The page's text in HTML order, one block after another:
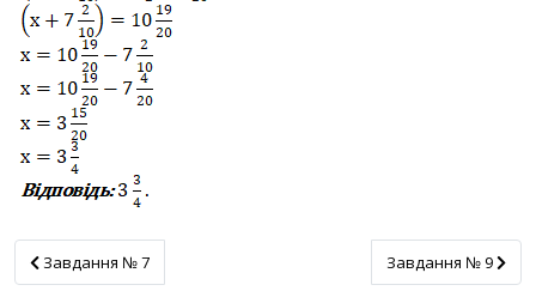
Завдання № 7
Завдання № 7 Завдання № 9
Завдання № 9